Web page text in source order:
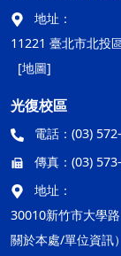
地址：
11221 臺北市北投
[地圖]
光復校區
電話： (03)
傳真： (03)
地址：
30010新竹市大學
關於本處/單位資訊）